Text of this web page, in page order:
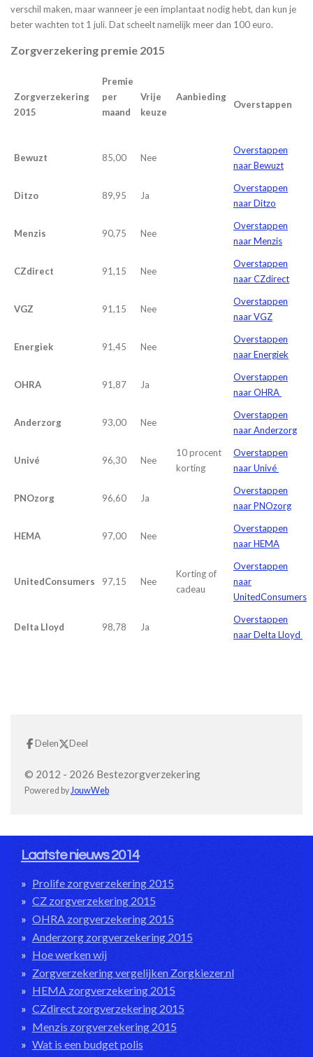
verschil maken, maar wanneer je een implantaat nodig hebt, dan kun je
beter wachten tot 1 juli. Dat scheelt namelijk meer dan 100 euro.
Zorgverzekering premie 2015
Zorgverzekering
2015
Premie
per
maand
Vrije
keuze
Aanbieding
Overstappen
Bewuzt 85,00 Nee
Overstappen
naar Bewuzt
Ditzo 89,95 Ja
Overstappen
naar Ditzo
Menzis 90,75 Nee
Overstappen
naar Menzis
CZdirect 91,15 Nee
Overstappen
naar CZdirect
VGZ 91,15 Nee
Overstappen
naar VGZ
Energiek 91,45 Nee
Overstappen
naar Energiek
OHRA 91,87 Ja
Overstappen
naar OHRA
Anderzorg 93,00 Nee
Overstappen
naar Anderzorg
Univé 96,30 Nee
10 procent
korting
Overstappen
naar Univé
PNOzorg 96,60 Ja
Overstappen
naar PNOzorg
HEMA 97,00 Nee
Overstappen
naar HEMA
UnitedConsumers 97,15 Nee
Korting of
cadeau
Overstappen
naar
UnitedConsumers
Delta Lloyd 98,78 Ja
Overstappen
naar Delta Lloyd
Delen Deel
© 2012 - 2026 Bestezorgverzekering
Powered by JouwWeb
Laatste nieuws 2014
Prolife zorgverzekering 2015
CZ zorgverzekering 2015
OHRA zorgverzekering 2015
Anderzorg zorgverzekering 2015
Hoe werken wij
Zorgverzekering vergelijken Zorgkiezer.nl
HEMA zorgverzekering 2015
CZdirect zorgverzekering 2015
Menzis zorgverzekering 2015
Wat is een budget polis